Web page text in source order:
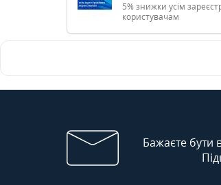
5% знижки усім
користувачам
Бажаєте бути